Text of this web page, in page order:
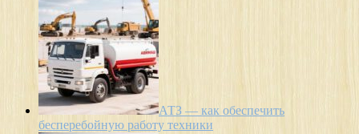
АТЗ — как обеспечить
бесперебойную работу техники